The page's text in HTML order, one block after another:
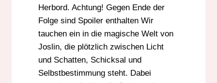
Herbord. Achtung! Gegen Ende der
Folge sind Spoiler enthalten Wir
tauchen ein in die magische Welt von
Joslin, die plötzlich zwischen Licht
und Schatten, Schicksal und
Selbstbestimmung steht. Dabei